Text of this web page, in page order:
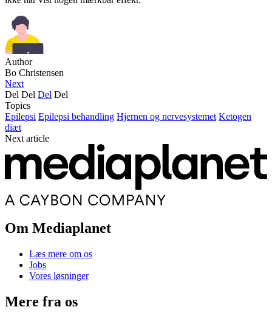
Author
Bo Christensen
Next
Del Del Del Del
Topics
Epilepsi Epilepsi behandling Hjernen og nervesystemet Ketogen
diæt
Next article
Om Mediaplanet
Læs mere om os
Jobs
Vores løsninger
Mere fra os